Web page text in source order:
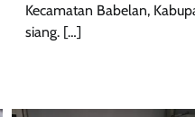
Kecamatan Babelan,
siang. […]